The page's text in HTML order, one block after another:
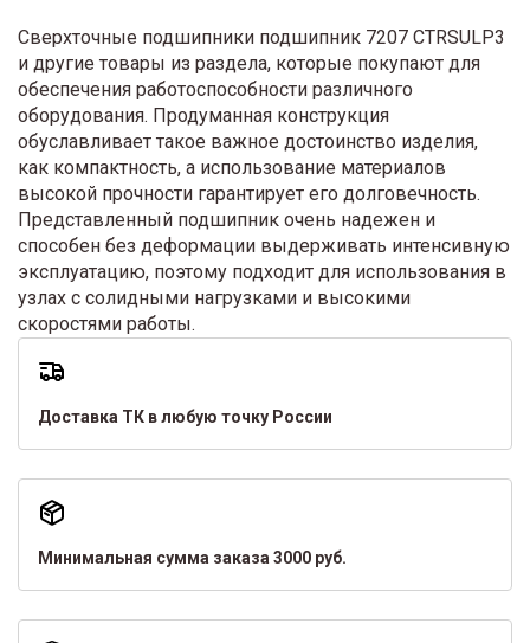
Сверхточные подшипники подшипник 7207 CTRSULP3
и другие товары из раздела, которые покупают для
обеспечения работоспособности различного
оборудования. Продуманная конструкция
обуславливает такое важное достоинство изделия,
как компактность, а использование материалов
высокой прочности гарантирует его долговечность.
Представленный подшипник очень надежен и
способен без деформации выдерживать интенсивную
эксплуатацию, поэтому подходит для использования в
узлах с солидными нагрузками и высокими
скоростями работы.
Доставка ТК в любую точку России
Минимальная сумма заказа 3000 руб.